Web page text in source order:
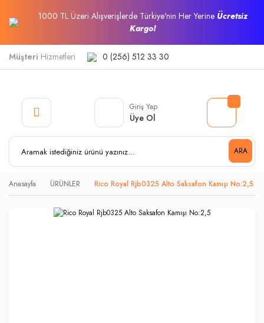
1000 TL Üzeri Alışverişlerde Türkiye'nin Her Yerine Ücretsiz
Kargo!
Müşteri Hizmetleri 0 (256) 512 33 30
ARA
Giriş Yap
Üye Ol
Anasayfa ÜRÜNLER Rico Royal Rjb0325 Alto Saksafon Kamışı No:2,5